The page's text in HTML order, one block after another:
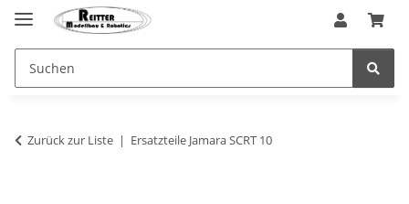
Zurück zur Liste Ersatzteile Jamara SCRT 10